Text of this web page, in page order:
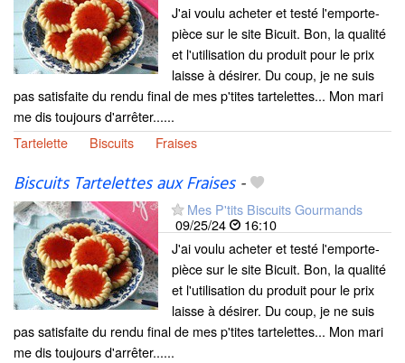
J'ai voulu acheter et testé l'emporte-
pièce sur le site Bicuit. Bon, la qualité
et l'utilisation du produit pour le prix
laisse à désirer. Du coup, je ne suis
pas satisfaite du rendu final de mes p'tites tartelettes... Mon mari
me dis toujours d'arrêter......
Tartelette
Biscuits Fraises
Biscuits Tartelettes aux Fraises-
Mes P'tits Biscuits Gourmands
09/25/24
16:10
J'ai voulu acheter et testé l'emporte-
pièce sur le site Bicuit. Bon, la qualité
et l'utilisation du produit pour le prix
laisse à désirer. Du coup, je ne suis
pas satisfaite du rendu final de mes p'tites tartelettes... Mon mari
me dis toujours d'arrêter......